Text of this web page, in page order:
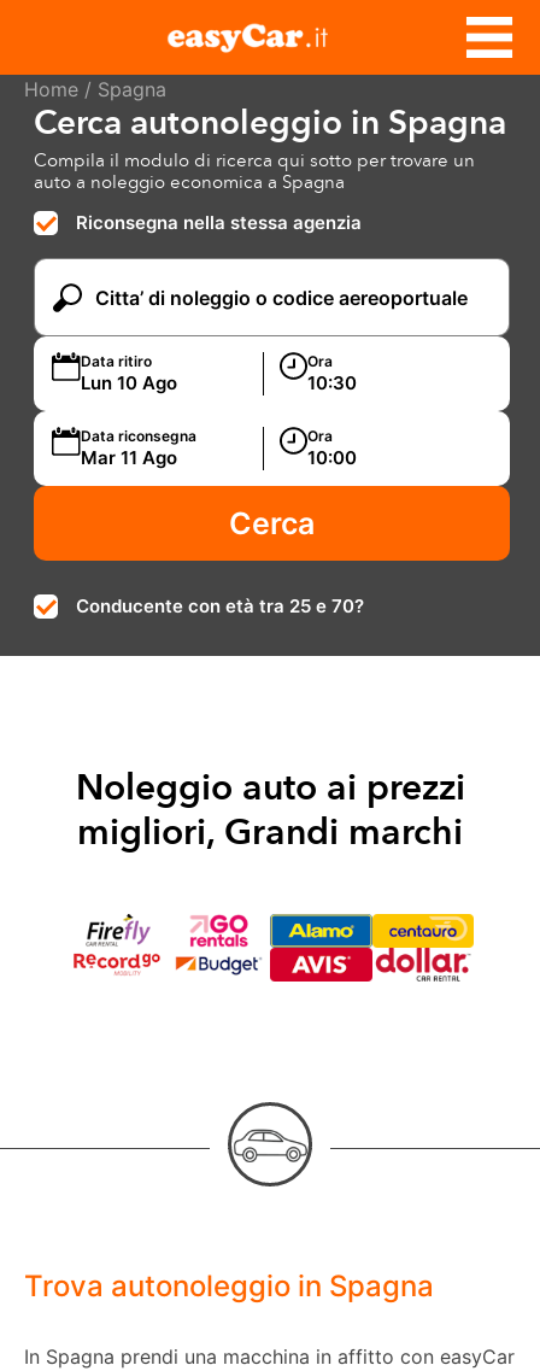
Home / Spagna
Cerca autonoleggio in Spagna
Compila il modulo di ricerca qui sotto per trovare un
auto a noleggio economica a Spagna
Riconsegna nella stessa agenzia
Data ritiro Ora
Data riconsegna Ora
Conducente con età tra 25 e 70?
Noleggio auto ai prezzi
migliori, Grandi marchi
Trova autonoleggio in Spagna
In Spagna prendi una macchina in affitto con easyCar